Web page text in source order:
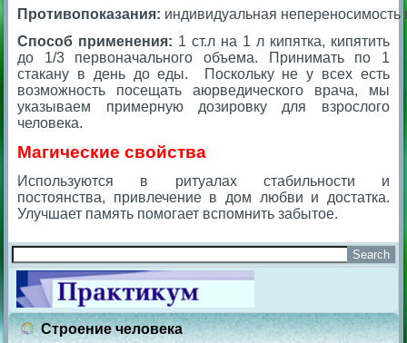
Противопоказания: индивидуальная непереносимость
Способ применения: 1 ст.л на 1 л кипятка, кипятить
до 1/3 первоначального объема. Принимать по 1
стакану в день до еды. Поскольку не у всех есть
возможность посещать аюрведического врача, мы
указываем примерную дозировку для взрослого
человека.
Магические свойства
Используются в ритуалах стабильности и
постоянства, привлечение в дом любви и достатка.
Улучшает память помогает вспомнить забытое.
Строение человека